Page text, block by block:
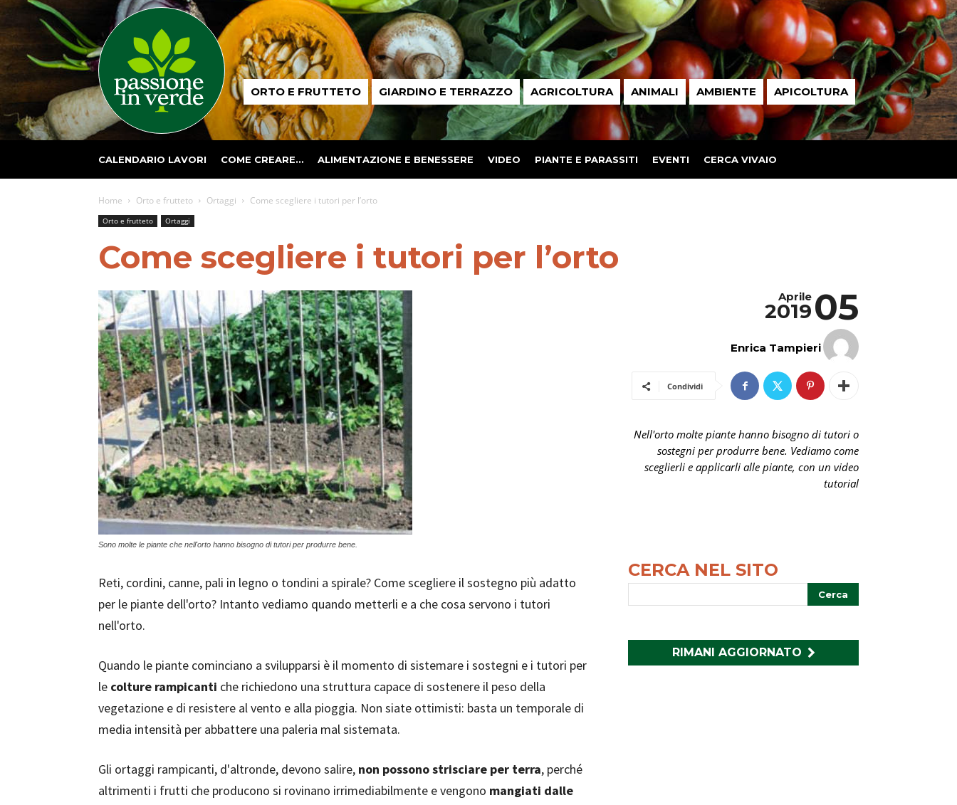
Passione
in ORTO E FRUTTETO GIARDINO E TERRAZZO AGRICOLTURA ANIMALI AMBIENTE APICOLTURA
CALENDARIO LAVORI COME CREARE… ALIMENTAZIONE E BENESSERE VIDEO PIANTE E PARASSITI EVENTI CERCA VIVAIO
Home Orto e frutteto Ortaggi Come scegliere i tutori per l’orto
Orto e frutteto Ortaggi
Come scegliere i tutori per l’orto
Sono molte le piante che nell'orto hanno bisogno di tutori per produrre bene.
Reti, cordini, canne, pali in legno o tondini a spirale? Come scegliere il sostegno più adatto
per le piante dell'orto? Intanto vediamo quando metterli e a che cosa servono i tutori
nell'orto.
Quando le piante cominciano a svilupparsi è il momento di sistemare i sostegni e i tutori per
le colture rampicanti che richiedono una struttura capace di sostenere il peso della
vegetazione e di resistere al vento e alla pioggia. Non siate ottimisti: basta un temporale di
media intensità per abbattere una paleria mal sistemata.
Gli ortaggi rampicanti, d'altronde, devono salire, non possono strisciare per terra, perché
altrimenti i frutti che producono si rovinano irrimediabilmente e vengono mangiati dalle
05
Aprile
2019
Enrica Tampieri
Condividi
Nell'orto molte piante hanno bisogno di tutori o
sostegni per produrre bene. Vediamo come
sceglierli e applicarli alle piante, con un video
tutorial
CERCA NEL SITO
RIMANI AGGIORNATO